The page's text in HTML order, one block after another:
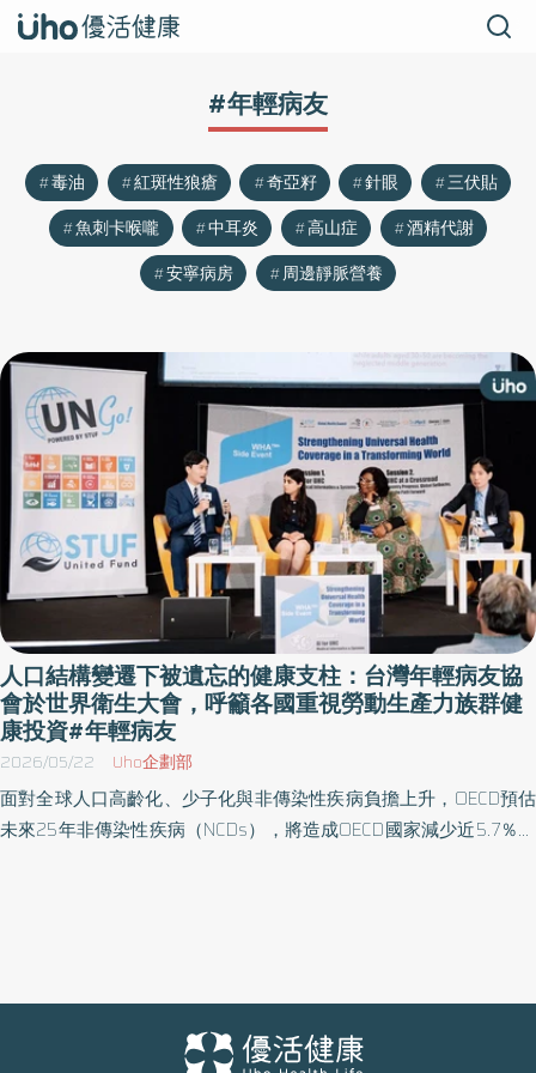
#年輕病友
毒油 紅斑性狼瘡 奇亞籽 針眼
三伏貼
魚刺卡喉嚨
中耳炎 高山症
酒精代謝
安寧病房
周邊靜脈營養
人口結構變遷下被遺忘的健康支柱：台灣年輕病友協
會於世界衛生大會，呼籲各國重視勞動生產力族群健
康投資#年輕病友
2026/05/22 Uho企劃部
面對全球人口高齡化、少子化與非傳染性疾病負擔上升，OECD預估
未來25年非傳染性疾病（NCDs），將造成OECD國家減少近5.7％的
灣年輕病友協會秘書長劉桓睿表示，工作年齡人口不只是病人，也